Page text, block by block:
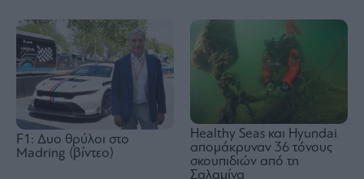
F1: Δυο θρύλοι στο
Madring (βίντεο)
Healthy Seas και Hyundai
απομάκρυναν 36 τόνους
σκουπιδιών από τη
Σαλαμίνα